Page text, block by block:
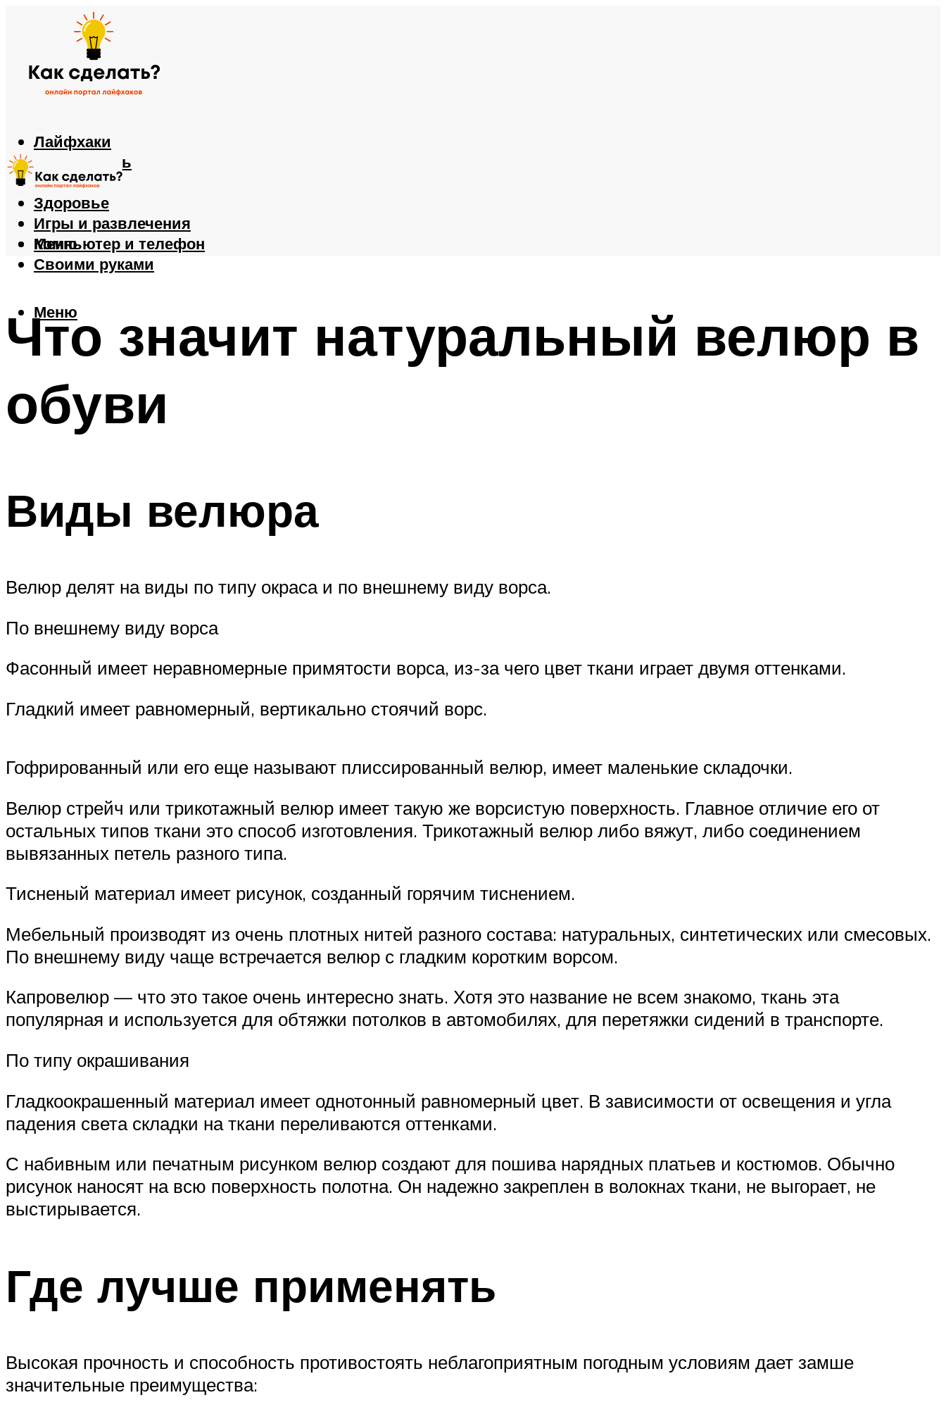
Лайфхаки
Автомобиль
Еда
Здоровье
Игры и развлечения
Компьютер и телефон
Своими руками
Меню
Меню
Что значит натуральный велюр в
обуви
Виды велюра
Велюр делят на виды по типу окраса и по внешнему виду ворса.
По внешнему виду ворса
Фасонный имеет неравномерные примятости ворса, из-за чего цвет ткани играет двумя оттенками.
Гладкий имеет равномерный, вертикально стоячий ворс.
Гофрированный или его еще называют плиссированный велюр, имеет маленькие складочки.
Велюр стрейч или трикотажный велюр имеет такую же ворсистую поверхность. Главное отличие его от
остальных типов ткани это способ изготовления. Трикотажный велюр либо вяжут, либо соединением
вывязанных петель разного типа.
Тисненый материал имеет рисунок, созданный горячим тиснением.
Мебельный производят из очень плотных нитей разного состава: натуральных, синтетических или смесовых.
По внешнему виду чаще встречается велюр с гладким коротким ворсом.
Капровелюр — что это такое очень интересно знать. Хотя это название не всем знакомо, ткань эта
популярная и используется для обтяжки потолков в автомобилях, для перетяжки сидений в транспорте.
По типу окрашивания
Гладкоокрашенный материал имеет однотонный равномерный цвет. В зависимости от освещения и угла
падения света складки на ткани переливаются оттенками.
С набивным или печатным рисунком велюр создают для пошива нарядных платьев и костюмов. Обычно
рисунок наносят на всю поверхность полотна. Он надежно закреплен в волокнах ткани, не выгорает, не
выстирывается.
Где лучше применять
Высокая прочность и способность противостоять неблагоприятным погодным условиям дает замше
значительные преимущества: